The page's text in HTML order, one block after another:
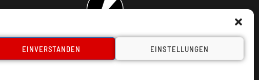
EINVERSTANDEN EINSTELLUNGEN
Kontakt